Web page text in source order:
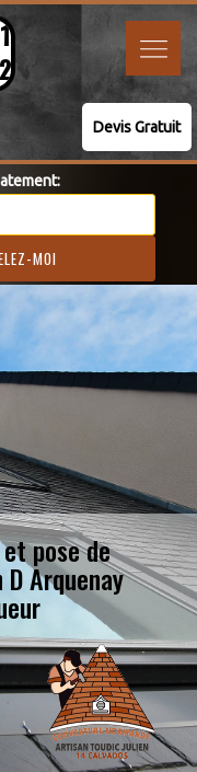
Devis Gratuit
pose de
Arquenay